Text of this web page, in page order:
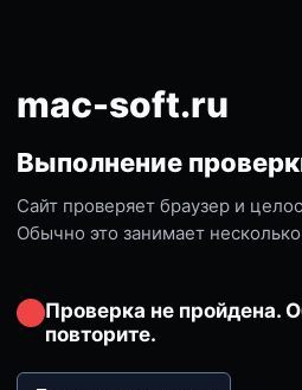
mac-soft.ru
Выполнение
Сайт проверяет браузер и
Обычно это занимает
Проверка не пройдена.
повторите.